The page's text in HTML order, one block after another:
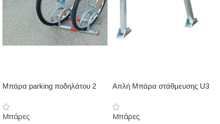
Μπάρα parking ποδηλάτου 2
Μπάρες
Απλή Μπάρα στάθμευσης U3
Μπάρες